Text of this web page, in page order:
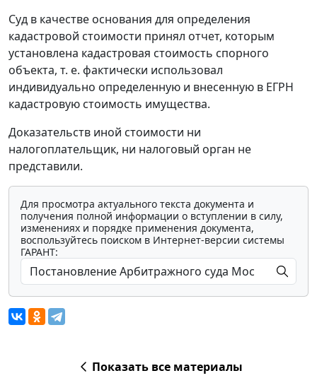
Суд в качестве основания для определения
кадастровой стоимости принял отчет, которым
установлена кадастровая стоимость спорного
объекта, т. е. фактически использовал
индивидуально определенную и внесенную в ЕГРН
кадастровую стоимость имущества.
Доказательств иной стоимости ни
налогоплательщик, ни налоговый орган не
представили.
Для просмотра актуального текста документа и
получения полной информации о вступлении в силу,
изменениях и порядке применения документа,
воспользуйтесь поиском в Интернет-версии системы
ГАРАНТ:
Показать все материалы